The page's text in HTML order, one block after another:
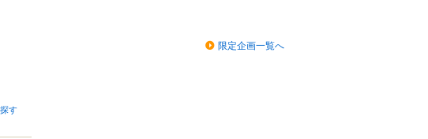
す
限定企画一覧へ